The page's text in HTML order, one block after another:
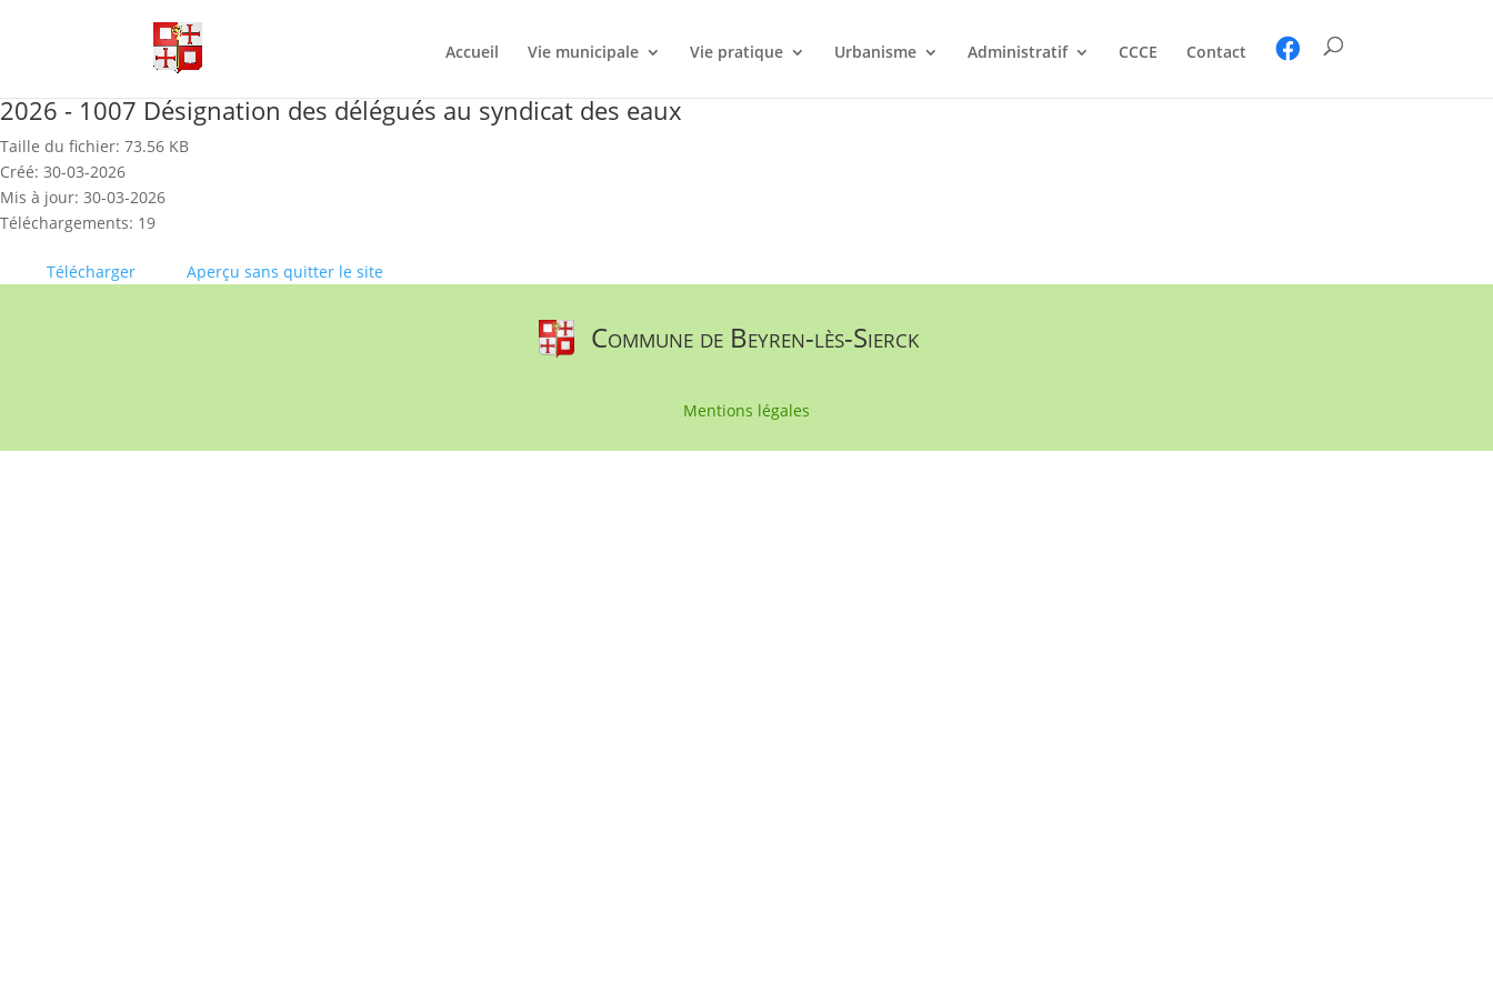
Accueil Vie municipale Vie pratique Urbanisme Administratif CCCE Contact
2026 - 1007 Désignation des délégués au syndicat des eaux
Taille du fichier: 73.56 KB
Créé: 30-03-2026
Mis à jour: 30-03-2026
Téléchargements: 19
Télécharger Aperçu sans quitter le site
Commune de Beyren-lès-Sierck
Mentions légales